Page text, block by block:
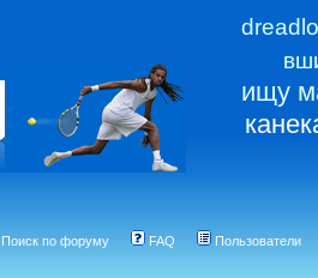
ищу
Поиск по форуму FAQ Пользователи